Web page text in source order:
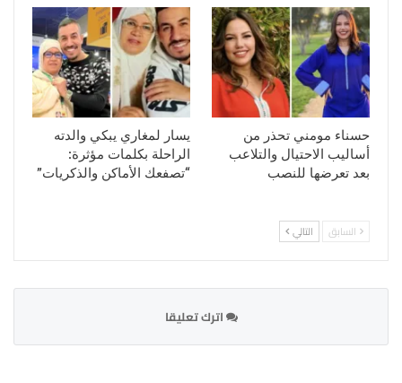
حسناء مومني تحذر من
أساليب الاحتيال والتلاعب
بعد تعرضها للنصب
يسار لمغاري يبكي والدته
الراحلة بكلمات مؤثرة:
“تصفعك الأماكن والذكريات”
السابق التالي
اترك تعليقا